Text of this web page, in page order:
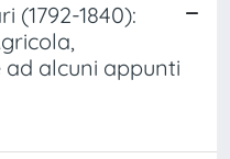
(1792-1840):
alcuni appunti